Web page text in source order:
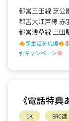
都営三田線 芝公
都営大江戸線 赤
都営浅草線 三田
新生活を応援
引キャンペーン
《電話特
1K SRC造